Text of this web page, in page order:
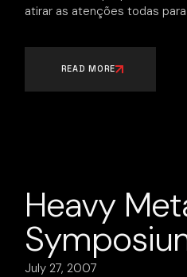
atirar as atenções todas
READ MORE
Heavy
July 27, 2007